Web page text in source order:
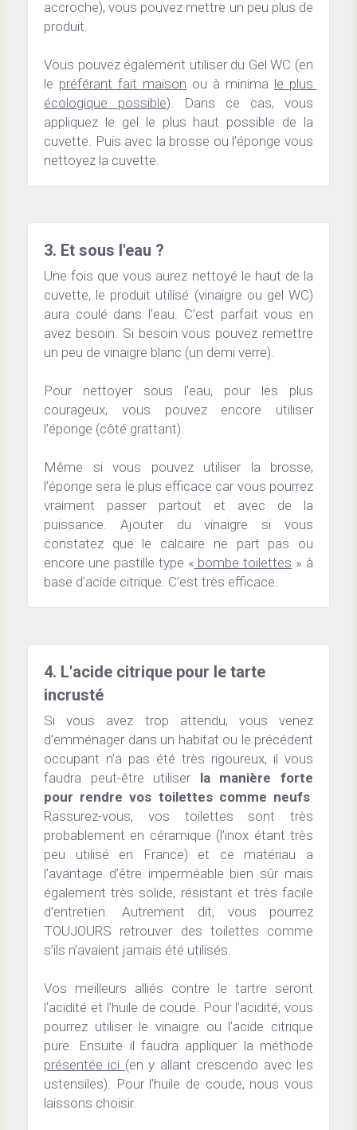
accroche), vous pouvez mettre un peu plus de
produit.
Vous pouvez également utiliser du Gel WC (en
le préférant fait maison ou à minima le plus
écologique possible). Dans ce cas, vous
appliquez le gel le plus haut possible de la
cuvette. Puis avec la brosse ou l’éponge vous
nettoyez la cuvette.
3. Et sous l'eau ?
Une fois que vous aurez nettoyé le haut de la
cuvette, le produit utilisé (vinaigre ou gel WC)
aura coulé dans l’eau. C’est parfait vous en
avez besoin. Si besoin vous pouvez remettre
un peu de vinaigre blanc (un demi verre).
Pour nettoyer sous l’eau, pour les plus
courageux, vous pouvez encore utiliser
l’éponge (côté grattant).
Même si vous pouvez utiliser la brosse,
l’éponge sera le plus efficace car vous pourrez
vraiment passer partout et avec de la
puissance. Ajouter du vinaigre si vous
constatez que le calcaire ne part pas ou
encore une pastille type « bombe toilettes » à
base d’acide citrique. C’est très efficace.
4. L'acide citrique pour le tarte
incrusté
Si vous avez trop attendu, vous venez
d’emménager dans un habitat ou le précédent
occupant n’a pas été très rigoureux, il vous
faudra peut-être utiliser la manière forte
pour rendre vos toilettes comme neufs.
Rassurez-vous, vos toilettes sont très
probablement en céramique (l’inox étant très
peu utilisé en France) et ce matériau a
l’avantage d’être imperméable bien sûr mais
également très solide, résistant et très facile
d’entretien. Autrement dit, vous pourrez
TOUJOURS retrouver des toilettes comme
s’ils n’avaient jamais été utilisés.
Vos meilleurs alliés contre le tartre seront
l’acidité et l’huile de coude. Pour l’acidité, vous
pourrez utiliser le vinaigre ou l’acide citrique
présentée ici (en y allant crescendo avec les
ustensiles). Pour l’huile de coude, nous vous
laissons choisir.